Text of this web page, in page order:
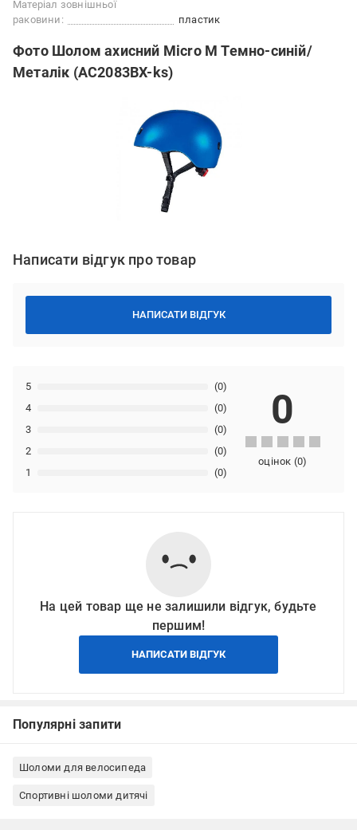
Матеріал зовнішньої
раковини:
пластик
Фото Шолом ахисний Micro M Темно-синій/
Металік (AC2083BX-ks)
Написати відгук про товар
НАПИСАТИ ВІДГУК
1 (0)
2 (0)
3 (0)
4 (0)
5 (0)
0
оцінок (0)
На цей товар ще не залишили відгук, будьте
першим!
НАПИСАТИ ВІДГУК
Популярні запити
Шоломи для велосипеда
Спортивні шоломи дитячі